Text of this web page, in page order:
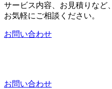
サービス内容、お見積りなど、
お気軽にご相談ください。
お問い合わせ
お問い合わせ